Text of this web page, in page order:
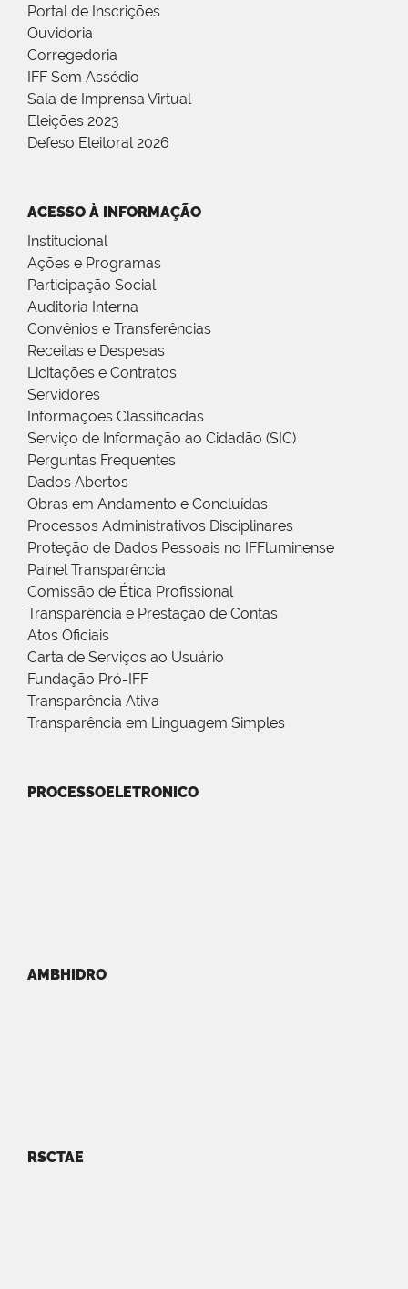
Portal de Inscrições
Ouvidoria
Corregedoria
IFF Sem Assédio
Sala de Imprensa Virtual
Eleições 2023
Defeso Eleitoral 2026
ACESSO À INFORMAÇÃO
Institucional
Ações e Programas
Participação Social
Auditoria Interna
Convênios e Transferências
Receitas e Despesas
Licitações e Contratos
Servidores
Informações Classificadas
Serviço de Informação ao Cidadão (SIC)
Perguntas Frequentes
Dados Abertos
Obras em Andamento e Concluídas
Processos Administrativos Disciplinares
Proteção de Dados Pessoais no IFFluminense
Painel Transparência
Comissão de Ética Profissional
Transparência e Prestação de Contas
Atos Oficiais
Carta de Serviços ao Usuário
Fundação Pró-IFF
Transparência Ativa
Transparência em Linguagem Simples
PROCESSOELETRONICO
AMBHIDRO
RSCTAE